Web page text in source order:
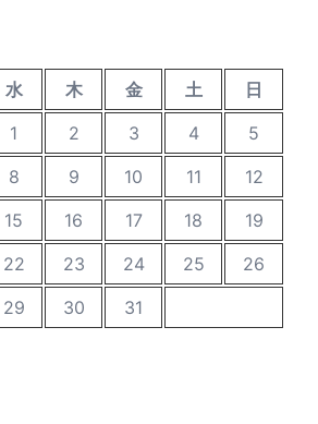
水 木 金 土
日
1
2 3 4
5
8 9 10 11
12
15 16 17 18
19
22 23 24 25
26
29 30
31